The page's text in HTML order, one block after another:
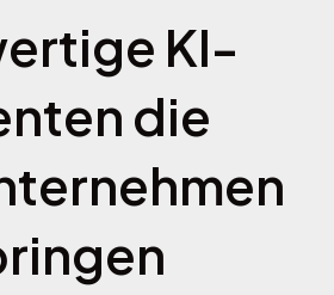
KI-
die